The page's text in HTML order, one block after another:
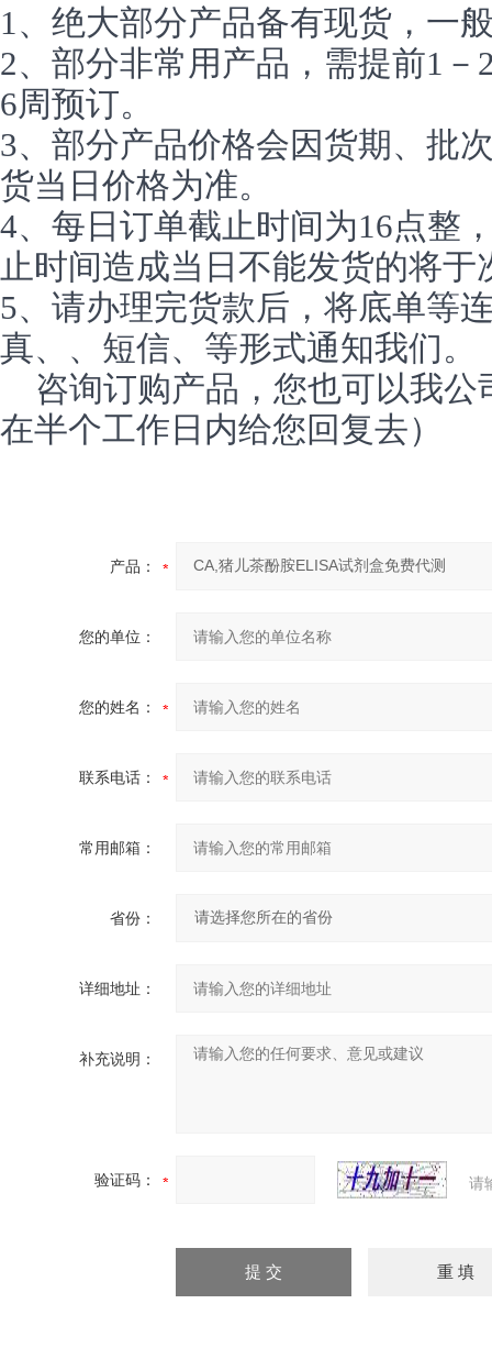
1、绝大部分产品备有现货，一
2、部分非常用产品，需提前1
6周预订。
3、部分产品价格会因货期、批
货当日价格为准。
4、每日订单截止时间为16点整
止时间造成当日不能发货的将于
5、请办理完货款后，将底单等
真、、短信、等形式通知我们。
咨询订购产品，您也可以我公
在半个工作日内给您回复去）
产品：
您的单位：
您的姓名：
联系电话：
常用邮箱：
省份：
详细地址：
补充说明：
验证码： 请